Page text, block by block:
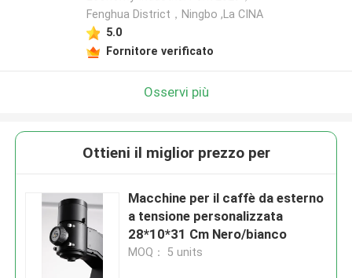
Fenghua District，Ningbo ,La CINA
5.0
Fornitore verificato
Osservi più
Ottieni il miglior prezzo per
Macchine per il caffè da esterno
a tensione personalizzata
28*10*31 Cm Nero/bianco
MOQ： 5 units